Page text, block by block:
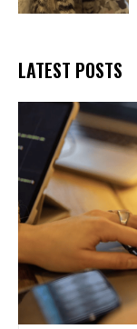
LATEST POSTS